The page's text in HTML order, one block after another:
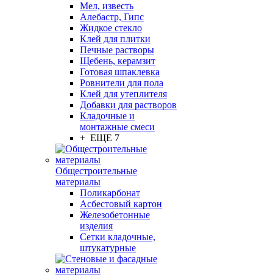
Мел, известь
Алебастр, Гипс
Жидкое стекло
Клей для плитки
Печные растворы
Щебень, керамзит
Готовая шпаклевка
Ровнители для пола
Клей для утеплителя
Добавки для растворов
Кладочные и
монтажные смеси
+ ЕЩЕ 7
Общестроительные
материалы
Поликарбонат
Асбестовый картон
Железобетонные
изделия
Сетки кладочные,
штукатурные